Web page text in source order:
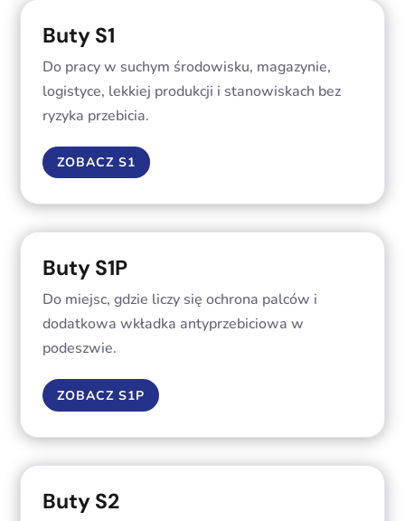
Buty S1
Do pracy w suchym środowisku, magazynie,
logistyce, lekkiej produkcji i stanowiskach bez
ryzyka przebicia.
ZOBACZ S1
Buty S1P
Do miejsc, gdzie liczy się ochrona palców i
dodatkowa wkładka antyprzebiciowa w
podeszwie.
ZOBACZ S1P
Buty S2